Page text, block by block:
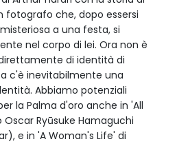
fotografo che, dopo essersi
a una festa, si
nel corpo di lei. Ora non è
di identità di
c'è inevitabilmente una
Abbiamo potenziali
la Palma d'oro anche in 'All
Ryūsuke Hamaguchi
e in 'A Woman's Life' di